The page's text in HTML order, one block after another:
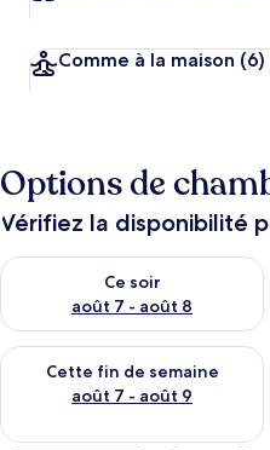
Comme à la maison (6)
Options de
Vérifiez la disponibilité
Ce soir
août 7 - août 8
Vérifier la disponibilité pour ce
Cette fin de semaine
août 7 - août 9
Vérifier la disponibilité pour